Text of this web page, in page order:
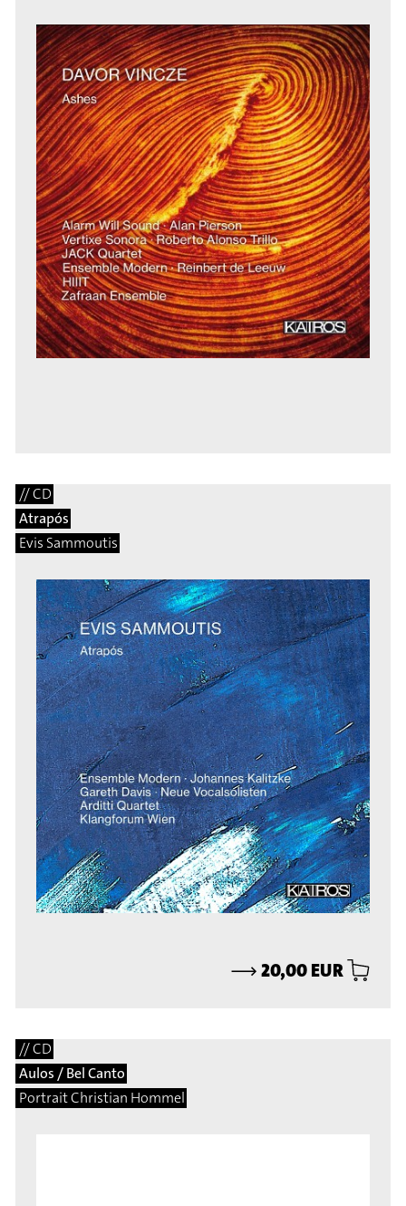
// CD
Atrapós
Evis Sammoutis
⟶20,00 EUR
// CD
Aulos / Bel Canto
Portrait Christian Hommel